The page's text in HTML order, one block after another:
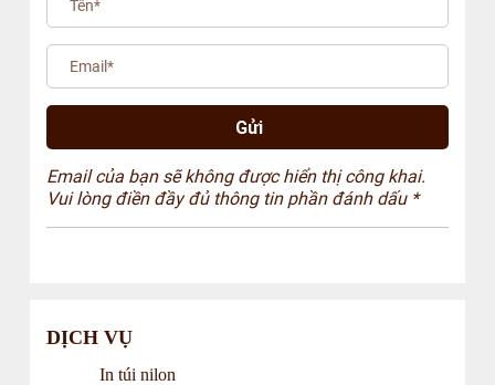
Email của bạn sẽ không được hiển thị công khai.
Vui lòng điền đầy đủ thông tin phần đánh dấu *
DỊCH VỤ
In túi nilon